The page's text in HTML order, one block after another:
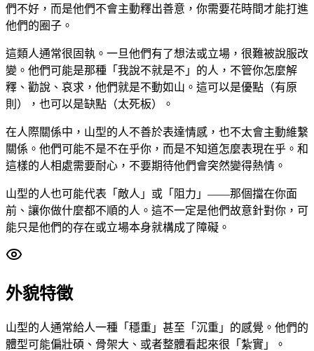
們不好，而是他們不會主動釋出善意，你需要花時間才能打進
他們的圈子。
這類人通常很固執。一旦他們有了想法或立場，很難被說服改
變。他們可能是那種「我說不就是不」的人，不管你怎麼解
釋、勸說、哀求，他們就是不動如山。這可以是優點（有原
則），也可以是缺點（太死板）。
在人際關係中，山型的人不善於表達情感，也不太會主動維繫
關係。他們可能不是不在乎你，而是不知道怎麼表現在乎。和
這樣的人相處需要耐心，不要期待他們會突然變得熱情。
山型的人也可能代表「敵人」或「阻力」——那個擋在你面
前、讓你做什麼都不順的人。這不一定是他們故意針對你，可
能只是他們的存在或立場本身就構成了障礙。
外貌特徵
山型的人通常給人一種「穩重」甚至「沉重」的感覺。他們的
體型可能偏壯碩、骨架大、或者整體看起來很「紮實」。